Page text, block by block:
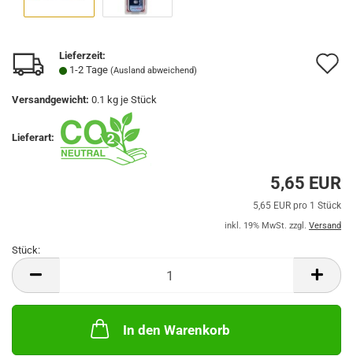
Lieferzeit:
1-2 Tage (Ausland abweichend)
Versandgewicht: 0.1 kg je Stück
Lieferart:
5,65 EUR
5,65 EUR pro 1 Stück
inkl. 19% MwSt. zzgl. Versand
Stück:
Stück
In den Warenkorb